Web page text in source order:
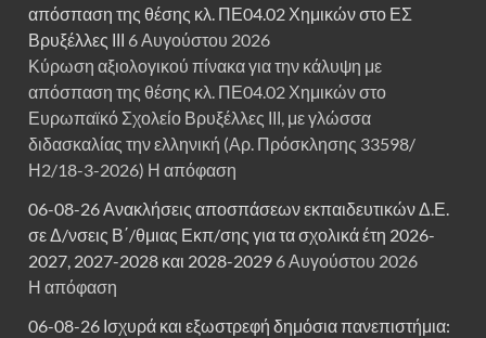
απόσπαση της θέσης κλ. ΠΕ04.02 Χημικών στο ΕΣ
Βρυξέλλες ΙΙΙ 6 Αυγούστου 2026
Κύρωση αξιολογικού πίνακα για την κάλυψη με
απόσπαση της θέσης κλ. ΠΕ04.02 Χημικών στο
Ευρωπαϊκό Σχολείο Βρυξέλλες ΙΙΙ, με γλώσσα
διδασκαλίας την ελληνική (Αρ. Πρόσκλησης 33598/
Η2/18-3-2026) Η απόφαση
06-08-26 Ανακλήσεις αποσπάσεων εκπαιδευτικών Δ.Ε.
σε Δ/νσεις Β΄/θμιας Εκπ/σης για τα σχολικά έτη 2026-
2027, 2027-2028 και 2028-2029 6 Αυγούστου 2026
Η απόφαση
06-08-26 Ισχυρά και εξωστρεφή δημόσια πανεπιστήμια: